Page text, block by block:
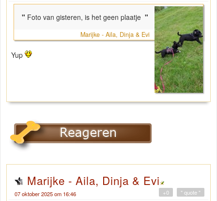
" Foto van gisteren, is het geen plaatje "
Marijke - Aila, Dinja & Evi
Yup
Marijke - Aila, Dinja & Evi
07 oktober 2025 om 16:46 " quote "
+0